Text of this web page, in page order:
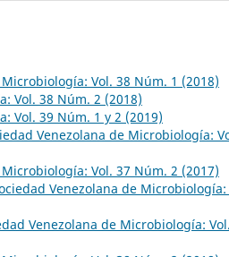
Vol. 38 Núm. 1 (2018)
Vol. 38 Núm. 2 (2018)
Vol. 39 Núm. 1 y 2 (2019)
Venezolana de Microbiología:
Vol. 37 Núm. 2 (2017)
Venezolana de Microbiología:
Venezolana de Microbiología: